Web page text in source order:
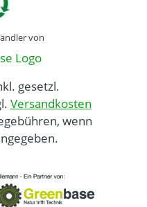
von
gesetzl.
Versandkosten
wenn